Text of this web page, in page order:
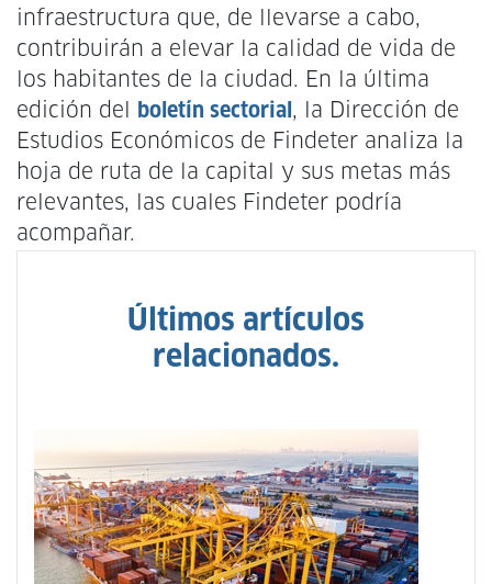
infraestructura que, de llevarse a cabo,
contribuirán a elevar la calidad de vida de
los habitantes de la ciudad. En la última
edición del
boletín sectorial , la Dirección de
Estudios Económicos de Findeter analiza la
hoja de ruta de la capital y sus metas más
relevantes, las cuales Findeter podría
acompañar.
Últimos artículos
relacionados.